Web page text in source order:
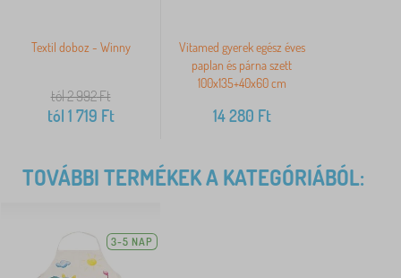
Textil doboz - Winny
tól 2 992Ft
tól 1 719 Ft
Vitamed gyerek egész éves
paplan és párna szett
100x135+40x60 cm
14 280 Ft
TOVÁBBI TERMÉKEK A KATEGÓRIÁBÓL:
3-5 NAP